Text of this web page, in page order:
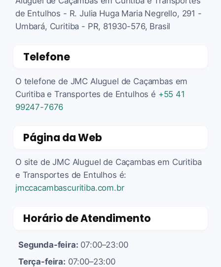
de Entulhos - R. Julia Huga Maria Negrello, 291 -
Umbará, Curitiba - PR, 81930-576, Brasil
Telefone
O telefone de JMC Aluguel de Caçambas em
Curitiba e Transportes de Entulhos é +55 41
99247-7676
Página da Web
O site de JMC Aluguel de Caçambas em Curitiba
e Transportes de Entulhos é:
jmccacambascuritiba.com.br
Horário de Atendimento
Segunda-feira: 07:00–23:00
Terça-feira: 07:00–23:00